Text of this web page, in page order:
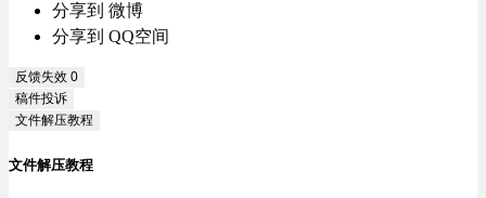
分享到 微博
分享到 QQ空间
反馈失效 0
稿件投诉
文件解压教程
文件解压教程